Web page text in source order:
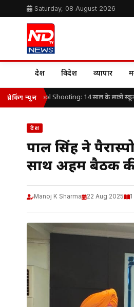
Saturday, 08 August 2026
देश विदेश व्यापार
ब्रेकिंग न्यूज़
School Shooting: 14 साल के छात्र ने स्कूल में
देश
पारुल सिंह ने
साथ अहम बैठक
Manoj K Sharma 22 Aug 2025